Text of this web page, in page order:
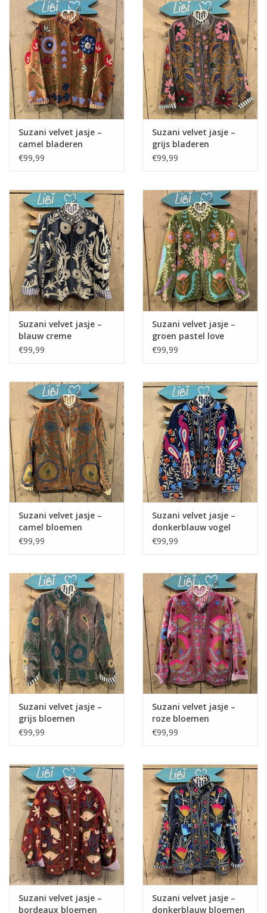
Suzani velvet jasje –
camel bladeren
€99,99
Suzani velvet jasje –
grijs bladeren
€99,99
Suzani velvet jasje –
blauw creme
€99,99
Suzani velvet jasje –
groen pastel love
€99,99
Suzani velvet jasje –
camel bloemen
€99,99
Suzani velvet jasje –
donkerblauw vogel
€99,99
Suzani velvet jasje –
grijs bloemen
€99,99
Suzani velvet jasje –
roze bloemen
€99,99
Suzani velvet jasje –
bordeaux bloemen
Suzani velvet jasje –
donkerblauw bloemen